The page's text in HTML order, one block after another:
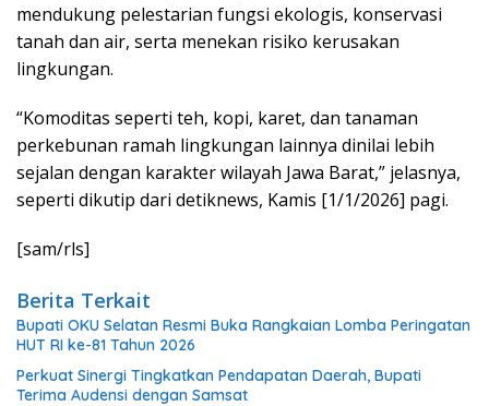
mendukung pelestarian fungsi ekologis, konservasi
tanah dan air, serta menekan risiko kerusakan
lingkungan.
“Komoditas seperti teh, kopi, karet, dan tanaman
perkebunan ramah lingkungan lainnya dinilai lebih
sejalan dengan karakter wilayah Jawa Barat,” jelasnya,
seperti dikutip dari detiknews, Kamis [1/1/2026] pagi.
[sam/rls]
Berita Terkait
Bupati OKU Selatan Resmi Buka Rangkaian Lomba Peringatan
HUT RI ke-81 Tahun 2026
Perkuat Sinergi Tingkatkan Pendapatan Daerah, Bupati
Terima Audensi dengan Samsat